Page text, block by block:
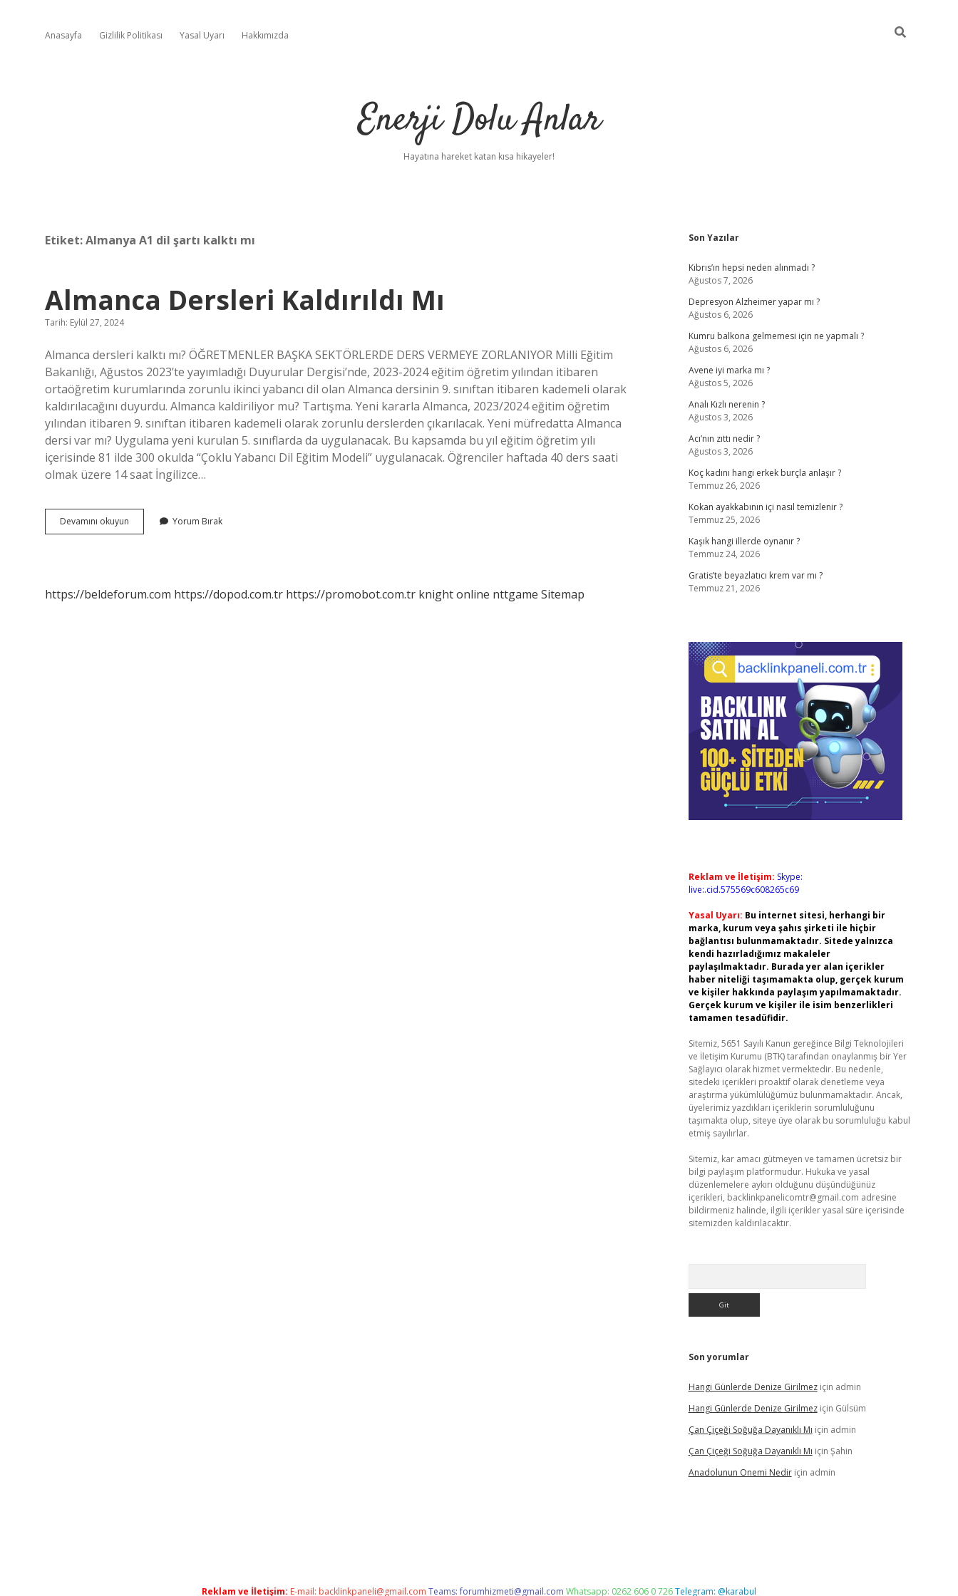
Anasayfa Gizlilik Politikası Yasal Uyarı Hakkımızda
Enerji Dolu Anlar
Hayatına hareket katan kısa hikayeler!
Etiket:Almanya A1 dil şartı kalktı mı
Almanca Dersleri Kaldırıldı Mı
Tarih: Eylül 27, 2024
Almanca dersleri kalktı mı? ÖĞRETMENLER BAŞKA SEKTÖRLERDE DERS VERMEYE ZORLANIYOR Milli Eğitim
Bakanlığı, Ağustos 2023’te yayımladığı Duyurular Dergisi’nde, 2023-2024 eğitim öğretim yılından itibaren
ortaöğretim kurumlarında zorunlu ikinci yabancı dil olan Almanca dersinin 9. sınıftan itibaren kademeli olarak
kaldırılacağını duyurdu. Almanca kaldiriliyor mu? Tartışma. Yeni kararla Almanca, 2023/2024 eğitim öğretim
yılından itibaren 9. sınıftan itibaren kademeli olarak zorunlu derslerden çıkarılacak. Yeni müfredatta Almanca
dersi var mı? Uygulama yeni kurulan 5. sınıflarda da uygulanacak. Bu kapsamda bu yıl eğitim öğretim yılı
içerisinde 81 ilde 300 okulda “Çoklu Yabancı Dil Eğitim Modeli” uygulanacak. Öğrenciler haftada 40 ders saati
olmak üzere 14 saat İngilizce…
Devamını okuyun Almanca
Dersleri
Yorum Bırak
https://beldeforum.com https://dopod.com.tr https://promobot.com.tr knight online nttgame Sitemap
Sidebar
Son Yazılar
Kıbrıs’ın hepsi neden alınmadı ?
Ağustos 7, 2026
Depresyon Alzheimer yapar mı ?
Ağustos 6, 2026
Kumru balkona gelmemesi için ne yapmalı ?
Ağustos 6, 2026
Avene iyi marka mı ?
Ağustos 5, 2026
Analı Kızlı nerenin ?
Ağustos 3, 2026
Acı’nın zıttı nedir ?
Ağustos 3, 2026
Koç kadını hangi erkek burçla anlaşır ?
Temmuz 26, 2026
Kokan ayakkabının içi nasıl temizlenir ?
Temmuz 25, 2026
Kaşık hangi illerde oynanır ?
Temmuz 24, 2026
Gratis’te beyazlatıcı krem var mı ?
Temmuz 21, 2026
Reklam ve İletişim: Skype:
live:.cid.575569c608265c69
Yasal Uyarı: Bu internet sitesi, herhangi bir
marka, kurum veya şahıs şirketi ile hiçbir
bağlantısı bulunmamaktadır. Sitede yalnızca
kendi hazırladığımız makaleler
paylaşılmaktadır. Burada yer alan içerikler
haber niteliği taşımamakta olup, gerçek kurum
ve kişiler hakkında paylaşım yapılmamaktadır.
Gerçek kurum ve kişiler ile isim benzerlikleri
tamamen tesadüfidir.
Sitemiz, 5651 Sayılı Kanun gereğince Bilgi Teknolojileri
ve İletişim Kurumu (BTK) tarafından onaylanmış bir Yer
Sağlayıcı olarak hizmet vermektedir. Bu nedenle,
sitedeki içerikleri proaktif olarak denetleme veya
araştırma yükümlülüğümüz bulunmamaktadır. Ancak,
üyelerimiz yazdıkları içeriklerin sorumluluğunu
taşımakta olup, siteye üye olarak bu sorumluluğu kabul
etmiş sayılırlar.
Sitemiz, kar amacı gütmeyen ve tamamen ücretsiz bir
bilgi paylaşım platformudur. Hukuka ve yasal
düzenlemelere aykırı olduğunu düşündüğünüz
içerikleri, backlinkpanelicomtr@gmail.com adresine
bildirmeniz halinde, ilgili içerikler yasal süre içerisinde
sitemizden kaldırılacaktır.
Son yorumlar
Hangi Günlerde Denize Girilmeziçin admin
Hangi Günlerde Denize Girilmeziçin Gülsüm
Çan Çiçeği Soğuğa Dayanıklı Mı için admin
Çan Çiçeği Soğuğa Dayanıklı Mı için Şahin
Anadolunun Onemi Nediriçin admin
Reklam ve İletişim: E-mail: backlinkpaneli@gmail.com Teams:forumhizmeti@gmail.com Whatsapp: 0262 606 0 726Telegram: @karabul